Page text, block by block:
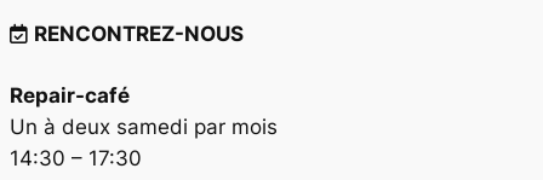
RENCONTREZ-NOUS
Repair-café
Un à deux samedi par mois
14:30 – 17:30